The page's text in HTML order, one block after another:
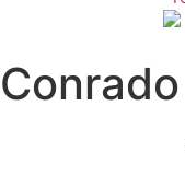
Conrado